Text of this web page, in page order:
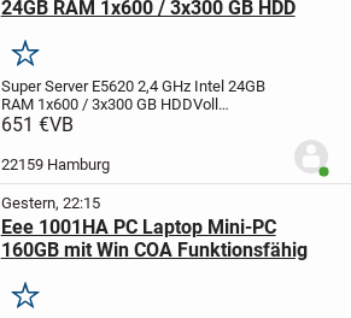
24GB RAM 1x600 / 3x300 GB HDD
Merken
Super Server E5620 2,4 GHz Intel 24GB
RAM 1x600 / 3x300 GB HDDVoll
funktionsfähig!
Intel SC5600BRP 5U Server Chassis
(Aktive 4-Drive Expander...
651 €VB
22159 Hamburg
Gestern, 22:15
Eee 1001HA PC Laptop Mini-PC
160GB mit Win COA Funktionsfähig
Merken